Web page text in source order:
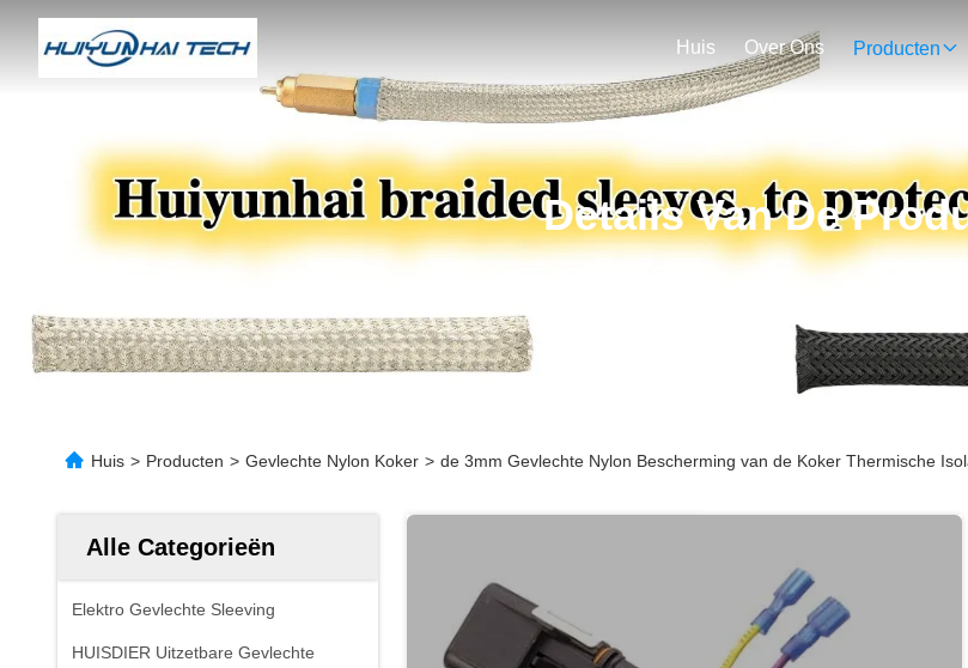
Huis Over Ons Producten
Details Van De
Huis > Producten > Gevlechte Nylon Koker > de 3mm Gevlechte Nylon Bescherming van de Koker Thermische
Alle Categorieën
Elektro Gevlechte Sleeving
HUISDIER Uitzetbare Gevlechte